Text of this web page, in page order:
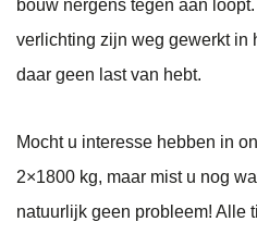
bouw nergens tegen aan
verlichting zijn weg gewerkt in
daar geen last van hebt.
Mocht u interesse hebben in
2×1800 kg, maar mist u nog
natuurlijk geen probleem! Alle